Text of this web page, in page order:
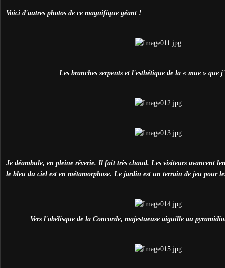
Voici d'autres photos de ce magnifique géant !
Les branches serpents et l'esthétique de la « mue » que
Je déambule, en pleine rêverie. Il fait très chaud. Les visiteurs avancent
le bleu du ciel est en métamorphose. Le jardin est un terrain de jeu pour
Vers l'obélisque de la Concorde, majestueuse aiguille au